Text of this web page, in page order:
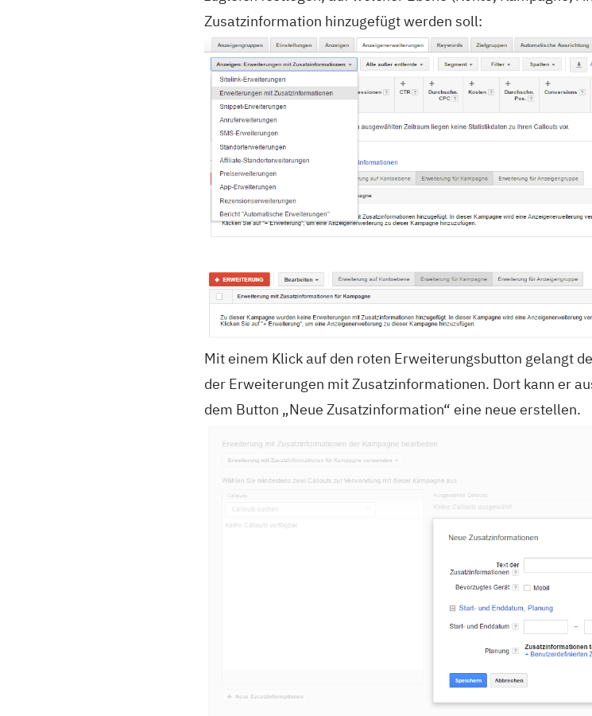
Zusatzinformation hinzugefügt werden soll:
Mit einem Klick auf den roten Erweiterungsbutton gelangt
der Erweiterungen mit Zusatzinformationen. Dort kann er
dem Button „Neue Zusatzinformation“ eine neue erstellen.